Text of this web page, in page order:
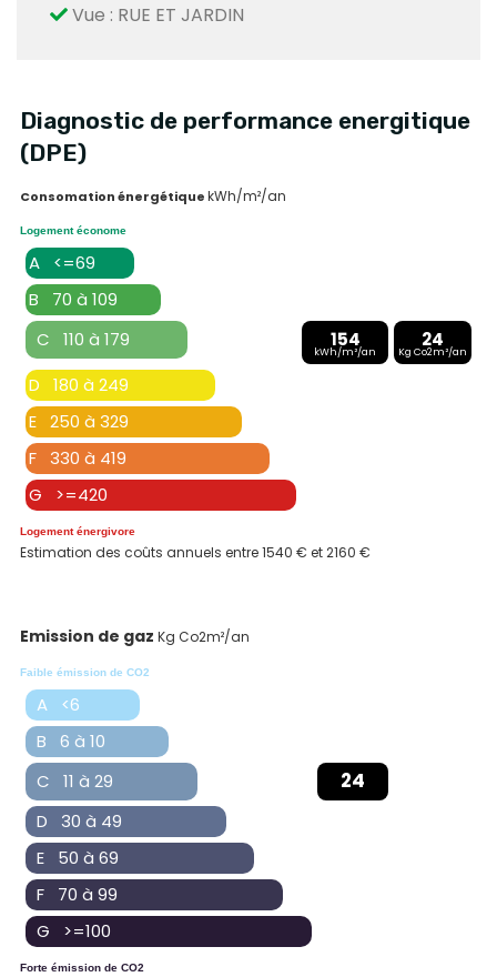
Vue : RUE ET JARDIN
Diagnostic de performance energitique
(DPE)
Consomation énergétiquekWh/m²/an
Logement économe
A <=69
B 70 à 109
C 110 à 179
154
kWh/m²/an
24
Kg Co2m²/an
D 180 à 249
E 250 à 329
F 330 à 419
G >=420
Logement énergivore
Estimation des coûts annuels entre 1540 € et 2160 €
Emission de gaz Kg Co2m²/an
Faible émission de CO2
A <6
B 6 à 10
C 11 à 29
24
D 30 à 49
E 50 à 69
F 70 à 99
G >=100
Forte émission de CO2